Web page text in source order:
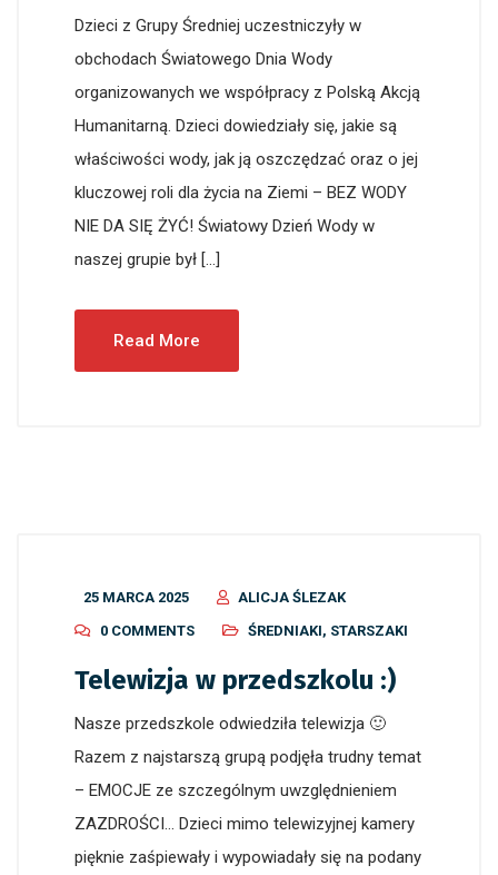
Dzieci z Grupy Średniej uczestniczyły w
obchodach Światowego Dnia Wody
organizowanych we współpracy z Polską Akcją
Humanitarną. Dzieci dowiedziały się, jakie są
właściwości wody, jak ją oszczędzać oraz o jej
kluczowej roli dla życia na Ziemi – BEZ WODY
NIE DA SIĘ ŻYĆ! Światowy Dzień Wody w
naszej grupie był […]
Read More
25 MARCA 2025
ALICJA ŚLEZAK
0 COMMENTS
ŚREDNIAKI, STARSZAKI
Telewizja w przedszkolu :)
Nasze przedszkole odwiedziła telewizja 🙂
Razem z najstarszą grupą podjęła trudny temat
– EMOCJE ze szczególnym uwzględnieniem
ZAZDROŚCI… Dzieci mimo telewizyjnej kamery
pięknie zaśpiewały i wypowiadały się na podany